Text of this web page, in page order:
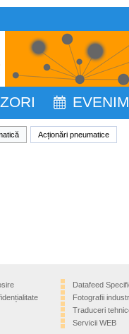
Acționări pneumatice
Datafeed
Fotografii
Traduceri
Servicii WEB